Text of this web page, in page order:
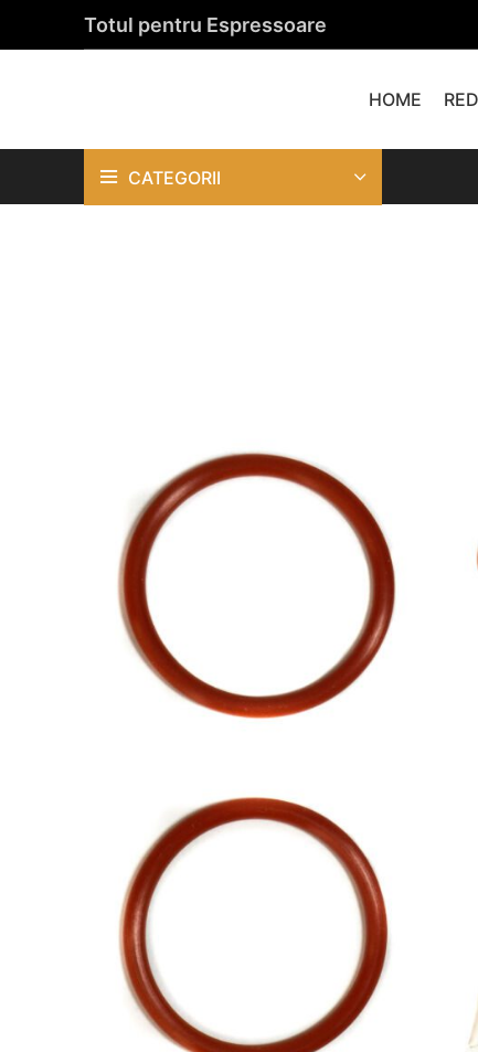
Totul pentru Espressoare
HOME
CATEGORII